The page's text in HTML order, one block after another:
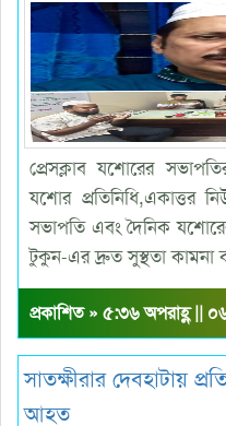
প্রেসক্লাব যশোরের
যশোর প্রতিনিধি,একাত্তর
সভাপতি এবং দৈনিক
টুকুন-এর দ্রুত সুস্থতা
প্রকাশিত » ৫:৩৬ অপরাহ্ণ ||
সাতক্ষীরার দেবহাটায়
আহত